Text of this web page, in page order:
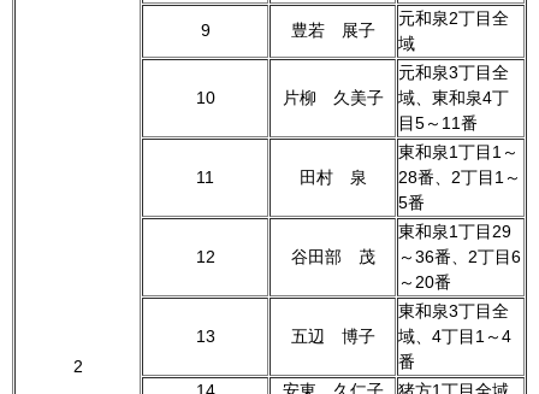
2
9 豊若 展子
元和泉2丁目全
域
10 片柳 久美子
元和泉3丁目全
域、東和泉4丁
目5～11番
11 田村 泉
東和泉1丁目1～
28番、2丁目1～
5番
12 谷田部 茂
東和泉1丁目29
～36番、2丁目6
～20番
13 五辺 博子
東和泉3丁目全
域、4丁目1～4
番